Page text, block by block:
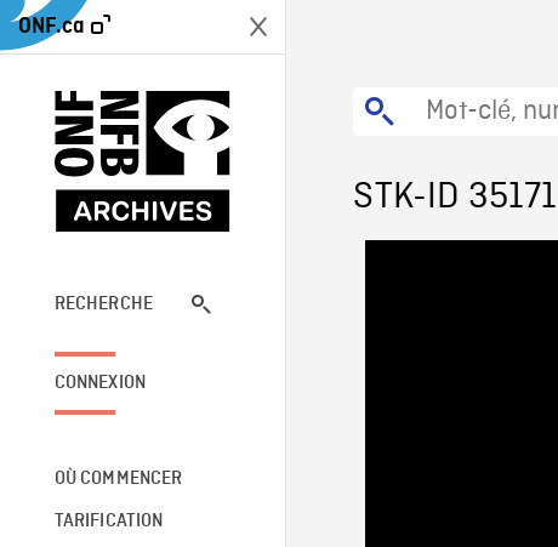
ONF.ca
RECHERCHE
CONNEXION
OÙ COMMENCER
TARIFICATION
STK-ID 35171